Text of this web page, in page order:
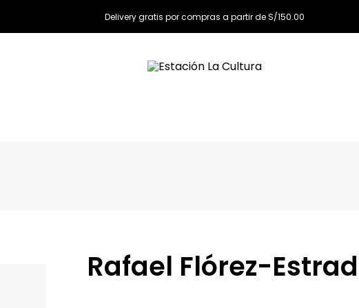
Delivery gratis por compras a partir de S/150.00
Rafael Flórez-